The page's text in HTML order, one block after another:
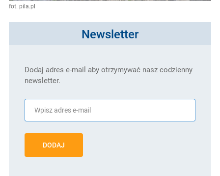
fot. pila.pl
Newsletter
Dodaj adres e-mail aby otrzymywać nasz codzienny
newsletter.
DODAJ